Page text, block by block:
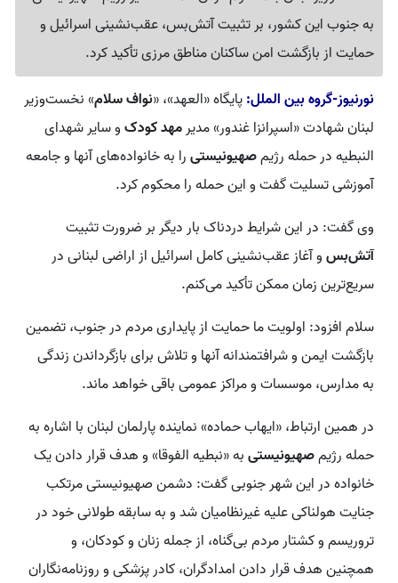
به جنوب این کشور، بر تثبیت آتش‌بس، عقب‌نشینی اسرائیل و
حمایت از بازگشت امن ساکنان مناطق مرزی تأکید کرد.
نورنیوز-گروه بین الملل:پایگاه «العهد»، «نواف سلام» نخست‌وزیر
لبنان شهادت «اسپرانزا غندور» مدیرمهد کودکو سایر شهدای
النبطیه در حمله رژیمصهیونیستیرا به خانواده‌های آنها و جامعه
آموزشی تسلیت گفت و این حمله را محکوم کرد.
وی گفت: در این شرایط دردناک بار دیگر بر ضرورت تثبیت
آتش‌بسو آغاز عقب‌نشینی کامل اسرائیل از اراضی لبنانی در
سریع‌ترین زمان ممکن تأکید می‌کنم.
سلام افزود: اولویت ما حمایت از پایداری مردم در جنوب، تضمین
بازگشت ایمن و شرافتمندانه آنها و تلاش برای بازگرداندن زندگی
به مدارس، موسسات و مراکز عمومی باقی خواهد ماند.
در همین ارتباط، «ایهاب حماده» نماینده پارلمان لبنان با اشاره به
حمله رژیمصهیونیستیبه «نبطیه الفوقا» و هدف قرار دادن یک
خانواده در این شهر جنوبی گفت: دشمن صهیونیستی مرتکب
جنایت هولناکی علیه غیرنظامیان شد و به سابقه طولانی خود در
تروریسم و کشتار مردم بی‌گناه، از جمله زنان و کودکان، و
همچنین هدف قرار دادن امدادگران، کادر پزشکی و روزنامه‌نگاران